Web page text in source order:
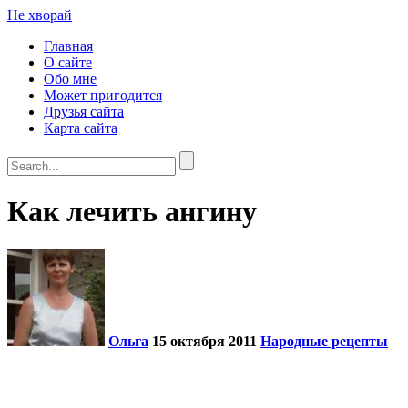
Не хворай
Главная
О сайте
Обо мне
Может пригодится
Друзья сайта
Карта сайта
Как лечить ангину
Ольга 15 октября 2011 Народные рецепты